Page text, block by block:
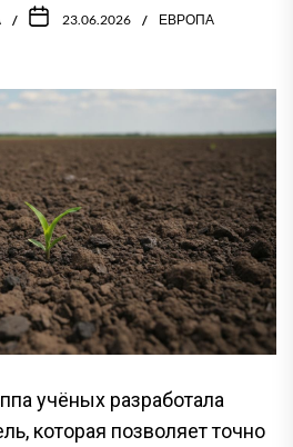
23.06.2026 ЕВРОПА
учёных разработала
которая позволяет точно